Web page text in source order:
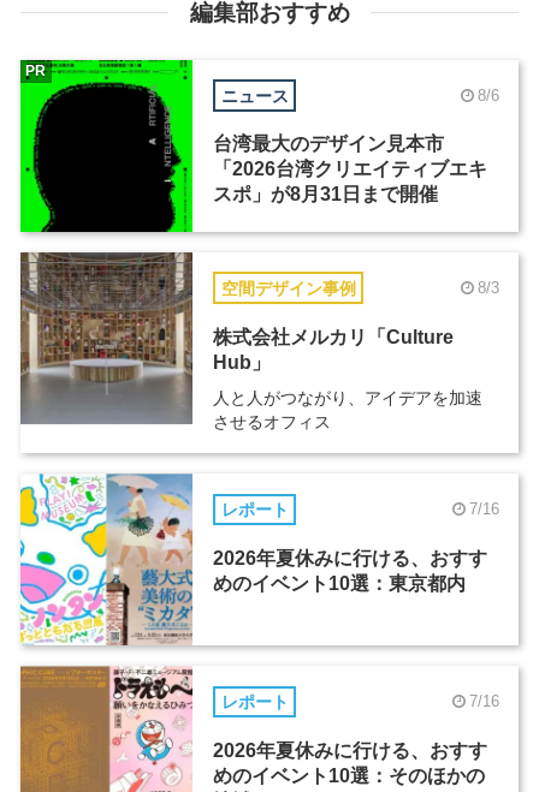
編集部おすすめ
ニュース 8/6
台湾最大のデザイン見本市
「2026台湾クリエイティブエキ
スポ」が8月31日まで開催
PR
空間デザイン事例 8/3
株式会社メルカリ「Culture
Hub」
人と人がつながり、アイデアを加速
させるオフィス
レポート 7/16
2026年夏休みに行ける、おすす
めのイベント10選：東京都内
レポート 7/16
2026年夏休みに行ける、おすす
めのイベント10選：そのほかの